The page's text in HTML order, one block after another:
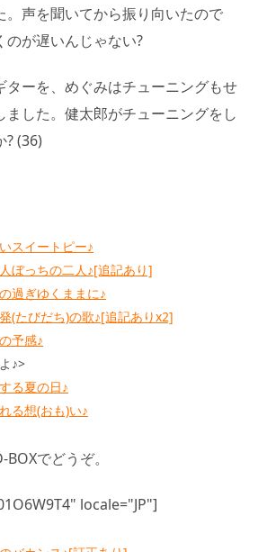
。声を聞いてから振り向いたので
のが遅いんじゃない?
ターを、めぐみはチューニングもせ
した。健太郎がチューニングをし
? (36)
スイートピー♪
ぼっちの二人♪[追記あり]
過ぎゆくままに♪
(たびだち)の歌♪[追記ありx2]
予感♪
♪>
る夏の日♪
る想(おも)い♪
でどうぞ。
locale="JP"]